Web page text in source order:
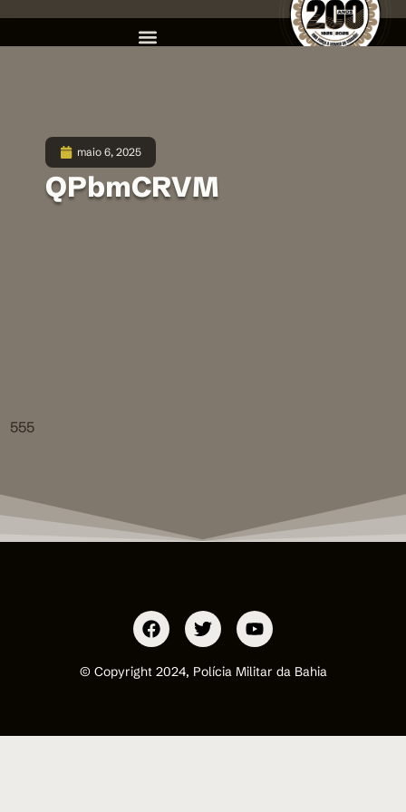
maio 6, 2025
QPbmCRVM
555
© Copyright 2024, Polícia Militar da Bahia